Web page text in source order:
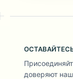
доверяют